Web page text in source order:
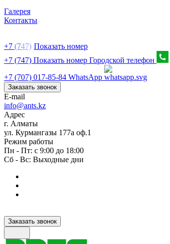
Галерея
Контакты
+7 (747) Показать номер
+7 (747) Показать номер Городской телефон
+7 (707) 017-85-84 WhatsApp
Заказать звонок
E-mail
info@ants.kz
Адрес
г. Алматы
ул. Курмангазы 177а оф.1
Режим работы
Пн - Пт: с 9:00 до 18:00
Сб - Вс: Выходные дни
Заказать звонок